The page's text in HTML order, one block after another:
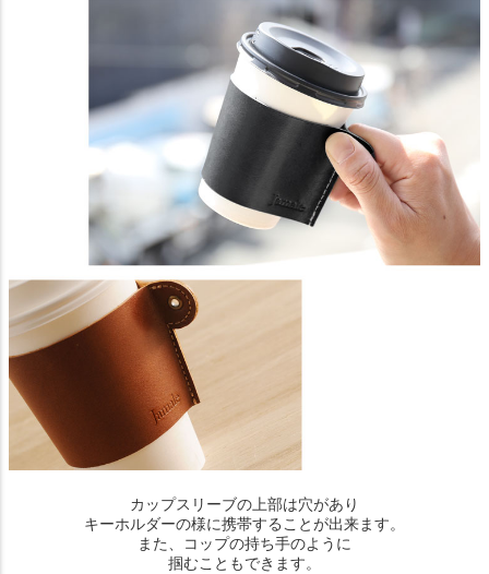
カップスリーブの上部は穴があり
キーホルダーの様に携帯することが出来ます。
また、コップの持ち手のように
掴むこともできます。